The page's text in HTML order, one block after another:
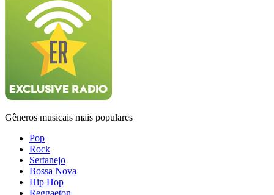
Gêneros musicais mais populares
Pop
Rock
Sertanejo
Bossa Nova
Hip Hop